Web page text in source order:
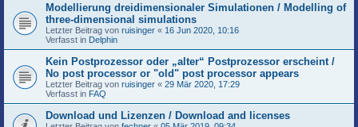
Modellierung dreidimensionaler Simulationen / Modelling of
three-dimensional simulations
Letzter Beitrag von ruisinger « 16 Jun 2020, 10:16
Verfasst in Delphin
Kein Postprozessor oder „alter“ Postprozessor erscheint /
No post processor or "old" post processor appears
Letzter Beitrag von ruisinger « 29 Mär 2020, 17:29
Verfasst in FAQ
Download und Lizenzen / Download and licenses